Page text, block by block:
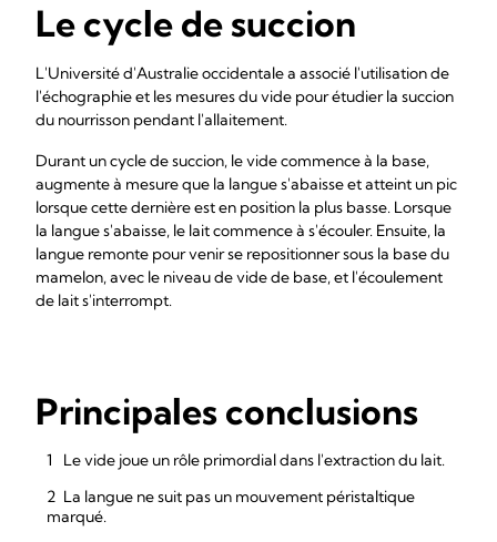
Le cycle de succion
L'Université d'Australie occidentale a associé l'utilisation de
l'échographie et les mesures du vide pour étudier la succion
du nourrisson pendant l'allaitement.
Durant un cycle de succion, le vide commence à la base,
augmente à mesure que la langue s'abaisse et atteint un pic
lorsque cette dernière est en position la plus basse. Lorsque
la langue s'abaisse, le lait commence à s'écouler. Ensuite, la
langue remonte pour venir se repositionner sous la base du
mamelon, avec le niveau de vide de base, et l'écoulement
de lait s'interrompt.
Principales conclusions
Le vide joue un rôle primordial dans l'extraction du lait.
La langue ne suit pas un mouvement péristaltique
marqué.